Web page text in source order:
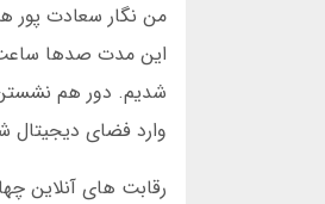
من نگار سعادت پور
این مدت صدها ساعت
شدیم. دور هم نشستن
وارد فضای دیجیتال
رقابت های آنلاین